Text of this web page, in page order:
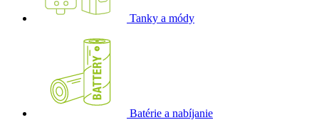
Tanky a módy
Batérie a nabíjanie